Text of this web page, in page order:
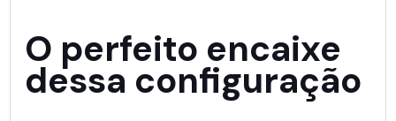
O perfeito encaixe
dessa configuração